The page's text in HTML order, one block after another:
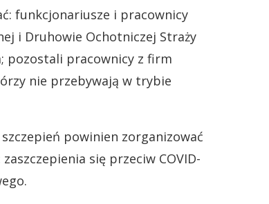
funkcjonariusze i pracownicy
i Druhowie Ochotniczej Straży
pozostali pracownicy z firm
nie przebywają w trybie
powinien zorganizować
się przeciw COVID-